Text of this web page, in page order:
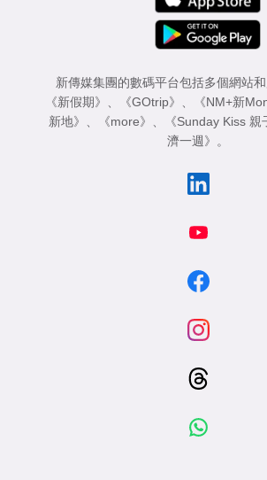
新傳媒集團的數碼平台包括多個網站
《新假期》 、 《GOtrip》 、 《NM+新
新地》 、 《more》 、 《Sunday Kiss 親
濟一週》 。